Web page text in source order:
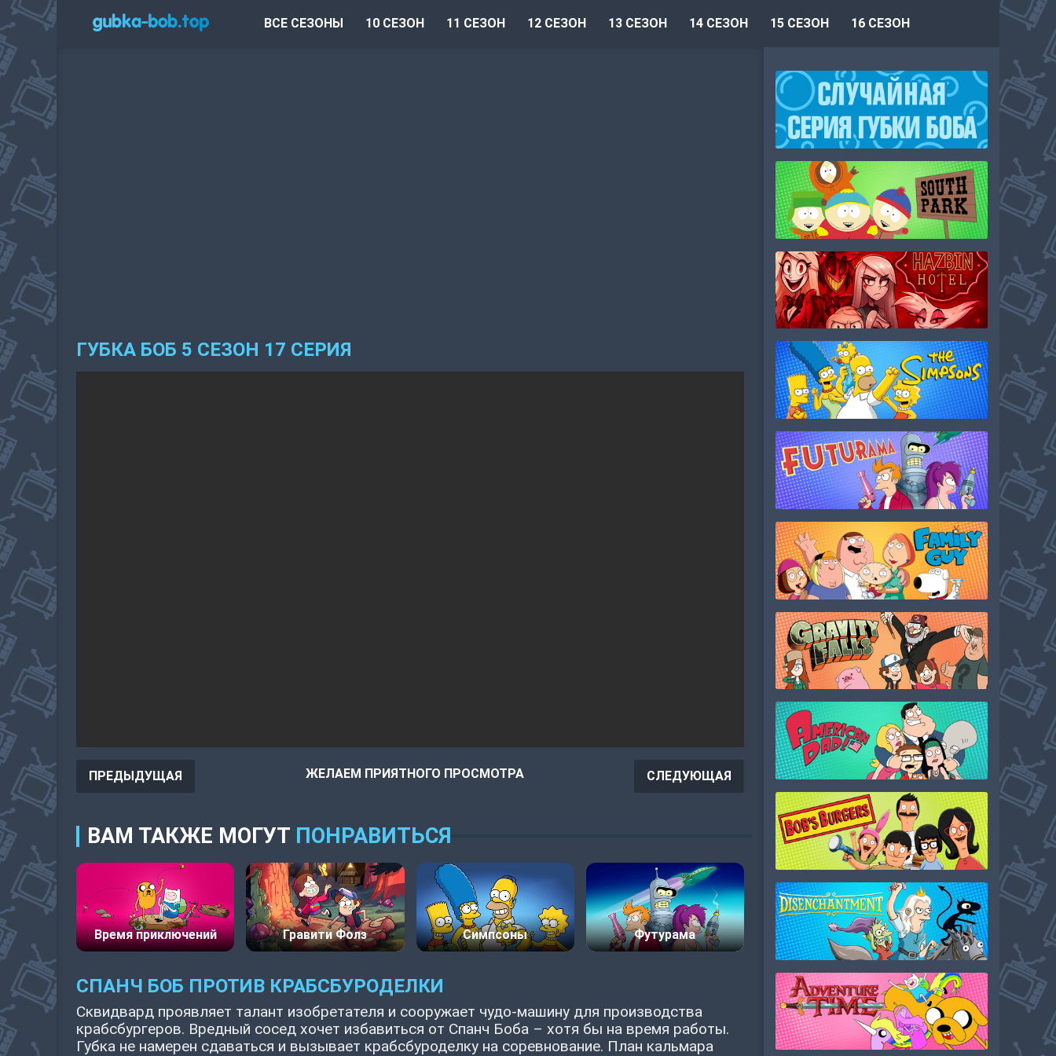
ВСЕ СЕЗОНЫ 10 СЕЗОН 11 СЕЗОН 12 СЕЗОН 13 СЕЗОН 14 СЕЗОН 15 СЕЗОН 16 СЕЗОН
ГУБКА БОБ 5 СЕЗОН 17 СЕРИЯ
ПРЕДЫДУЩАЯ ЖЕЛАЕМ ПРИЯТНОГО ПРОСМОТРА СЛЕДУЮЩАЯ
ВАМ ТАКЖЕ МОГУТ ПОНРАВИТЬСЯ
Время приключений Гравити Фолз Симпсоны Футурама
СПАНЧ БОБ ПРОТИВ КРАБСБУРОДЕЛКИ
Сквидвард проявляет талант изобретателя и сооружает чудо-машину для производства
крабсбургеров. Вредный сосед хочет избавиться от Спанч Боба – хотя бы на время работы.
Губка не намерен сдаваться и вызывает крабсбуроделку на соревнование. План кальмара